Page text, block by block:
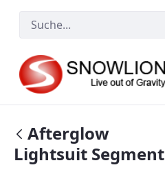
Zum Hauptinhalt springen
Afterglow
Lightsuit Segment